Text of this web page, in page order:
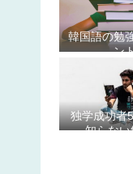
韓国語の勉
ン
独学成功者
知らな